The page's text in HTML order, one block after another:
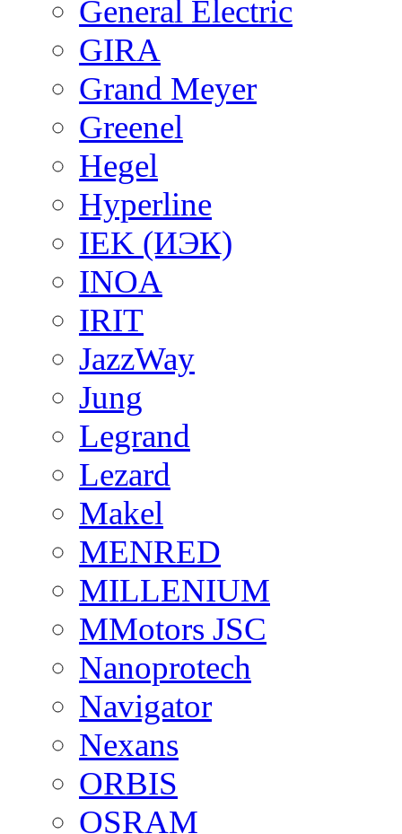
General Electric
GIRA
Grand Meyer
Greenel
Hegel
Hyperline
IEK (ИЭК)
INOA
IRIT
JazzWay
Jung
Legrand
Lezard
Makel
MENRED
MILLENIUM
MMotors JSC
Nanoprotech
Navigator
Nexans
ORBIS
OSRAM